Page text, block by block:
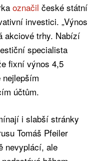
označil české státní
investici. „Výnos
akciové trhy. Nabízí
specialista
fixní výnos 4,5
nejlepším
účtům.
i slabší stránky
Tomáš Pfeiler
nevyplácí, ale